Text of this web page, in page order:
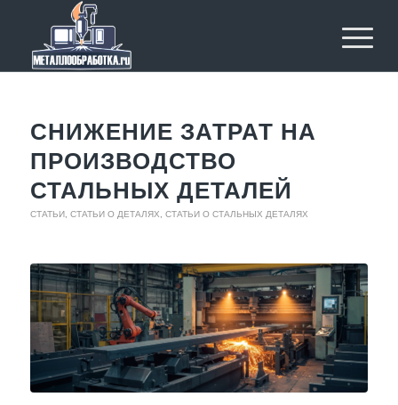
СНИЖЕНИЕ ЗАТРАТ НА
ПРОИЗВОДСТВО
СТАЛЬНЫХ ДЕТАЛЕЙ
СТАТЬИ, СТАТЬИ О ДЕТАЛЯХ СТАТЬИ О СТАЛЬНЫХ ДЕТАЛЯХ